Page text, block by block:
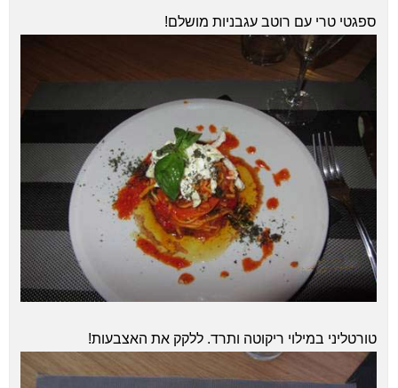
ספגטי טרי עם רוטב עגבניות מושלם!
טורטליני במילוי ריקוטה ותרד. ללקק את האצבעות!